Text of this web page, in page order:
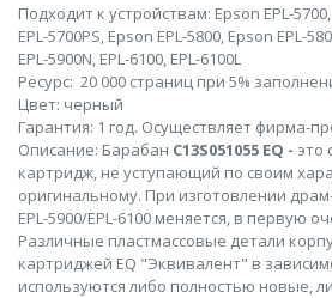
Подходит к устройствам: Epson EPL-
EPL-5700PS, Epson EPL-5800, Epson EPL-
EPL-5900N, EPL-6100, EPL-6100L
Ресурс: 20 000 страниц при 5%
Цвет: черный
Гарантия: 1 год. Осуществляет фирма-
Описание: Барабан C13S051055 EQ - это
картридж, не уступающий по своим
оригинальному. При изготовлении
EPL-5900/EPL-6100 меняется, в первую
Различные пластмассовые детали
картриджей EQ "Эквивалент" в
используются либо полностью новые,